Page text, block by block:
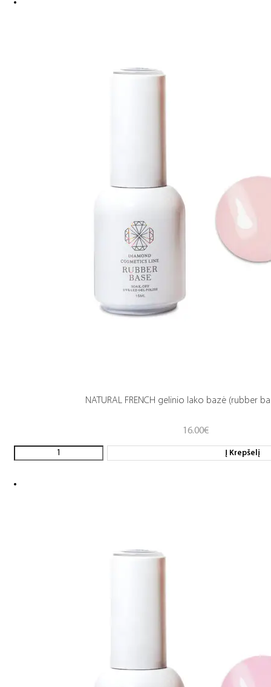
NATURAL FRENCH gelinio lako bazė (rubber
16.00€
Į Krepšelį